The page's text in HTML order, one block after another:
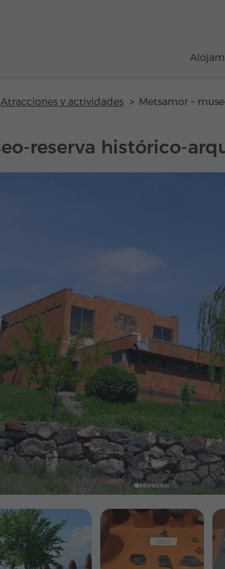
Atracciones y actividades
reserva histórico-